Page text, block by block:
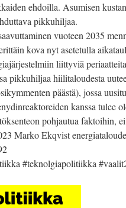
ehdoilla. Asumisen
pikkuhiljaa.
vuoteen 2035
kova nyt asetetulla
liittyviä
pikkuhiljaa hiilitaloudesta
päästä), jossa
kanssa tulee
pohjautua faktoihin,
Marko Ekqvist
#teknolgiapolitiikka